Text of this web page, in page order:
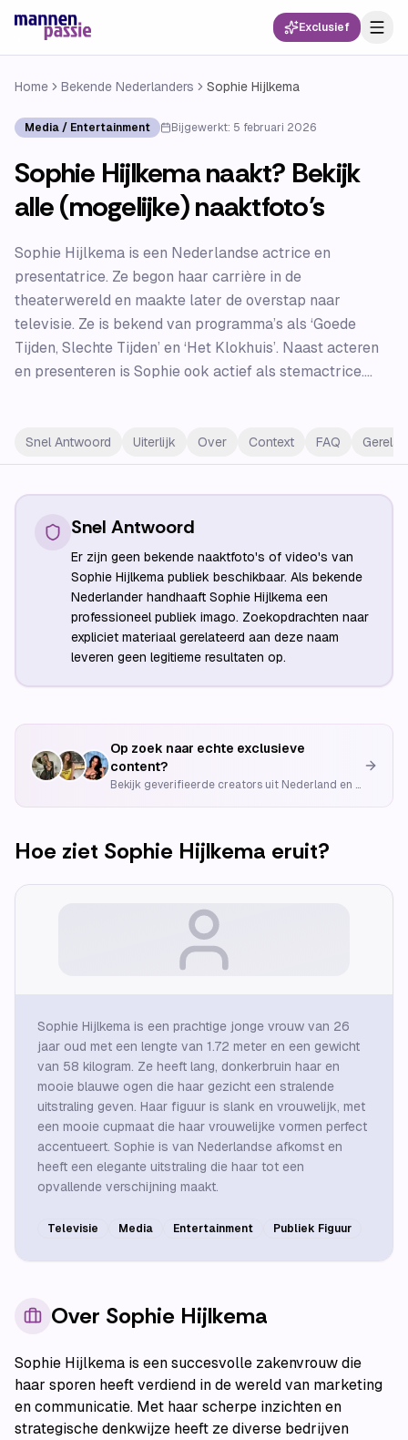
Exclusief
Home Bekende Nederlanders Sophie Hijlkema
Media / Entertainment Bijgewerkt: 5 februari 2026
Sophie Hijlkema naakt? Bekijk
alle (mogelijke) naaktfoto’s
Sophie Hijlkema is een Nederlandse actrice en
presentatrice. Ze begon haar carrière in de
theaterwereld en maakte later de overstap naar
televisie. Ze is bekend van programma’s als ‘Goede
Tijden, Slechte Tijden’ en ‘Het Klokhuis’. Naast acteren
en presenteren is Sophie ook actief als stemactrice....
Snel Antwoord Uiterlijk Over Context FAQ
Snel Antwoord
Er zijn geen bekende naaktfoto's of video's van
Sophie Hijlkema publiek beschikbaar. Als bekende
Nederlander handhaaft Sophie Hijlkema een
professioneel publiek imago. Zoekopdrachten naar
expliciet materiaal gerelateerd aan deze naam
leveren geen legitieme resultaten op.
Op zoek naar echte exclusieve
content?
Bekijk geverifieerde creators uit Nederland en België
Hoe ziet Sophie Hijlkema eruit?
Sophie Hijlkema is een prachtige jonge vrouw van 26
jaar oud met een lengte van 1.72 meter en een gewicht
van 58 kilogram. Ze heeft lang, donkerbruin haar en
mooie blauwe ogen die haar gezicht een stralende
uitstraling geven. Haar figuur is slank en vrouwelijk, met
een mooie cupmaat die haar vrouwelijke vormen perfect
accentueert. Sophie is van Nederlandse afkomst en
heeft een elegante uitstraling die haar tot een
opvallende verschijning maakt.
Televisie Media Entertainment Publiek Figuur
Over Sophie Hijlkema
Sophie Hijlkema is een succesvolle zakenvrouw die
haar sporen heeft verdiend in de wereld van marketing
en communicatie. Met haar scherpe inzichten en
strategische denkwijze heeft ze diverse bedrijven